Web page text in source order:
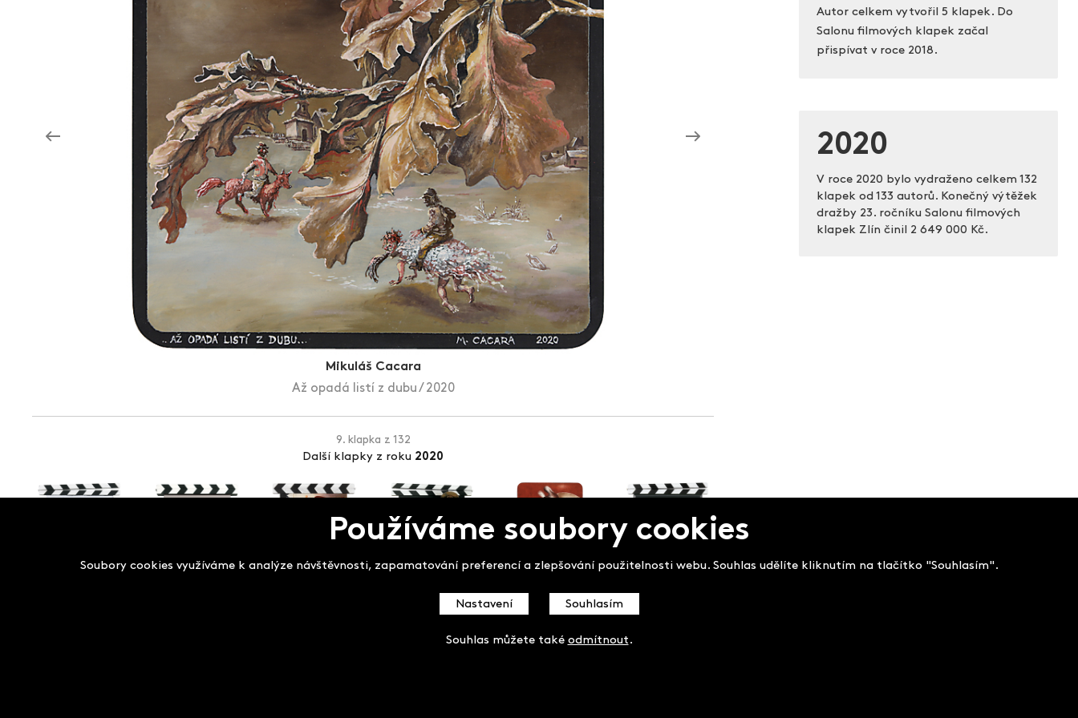
Aukce filmových klapek
Zlín Film Festival
Mikuláš Cacara
Až opadá listí z dubu / 2020
9. klapka z 132
Další klapky z roku 2020
Autor celkem vytvořil 5 klapek. Do
Salonu filmových klapek začal
přispívat v roce 2018.
2020
V roce 2020 bylo vydraženo celkem 132
klapek od 133 autorů. Konečný výtěžek
dražby 23. ročníku Salonu filmových
klapek Zlín činil 2 649 000 Kč.
Používáme soubory cookies
Soubory cookies využíváme k analýze návštěvnosti, zapamatování preferencí a zlepšování použitelnosti webu. Souhlas udělíte kliknutím na tlačítko "Souhlasím".
Nastavení Souhlasím
Souhlas můžete také odmítnout .